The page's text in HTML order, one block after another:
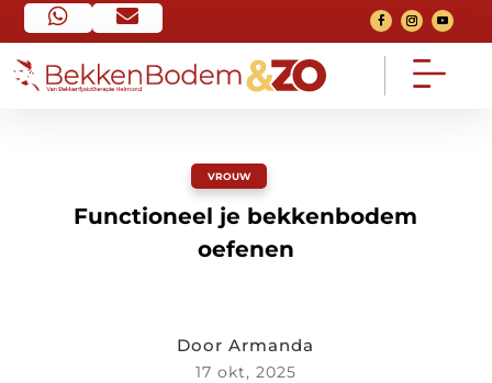
 
Ga naar home pagina

VROUW
Functioneel je bekkenbodem
oefenen
Door Armanda
17 okt, 2025